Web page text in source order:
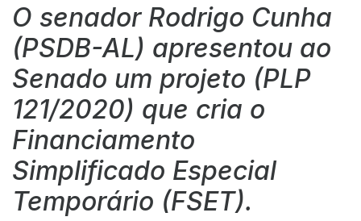
O senador Rodrigo Cunha
(PSDB-AL) apresentou ao
Senado um projeto (PLP
121/2020) que cria o
Financiamento
Simplificado Especial
Temporário (FSET).